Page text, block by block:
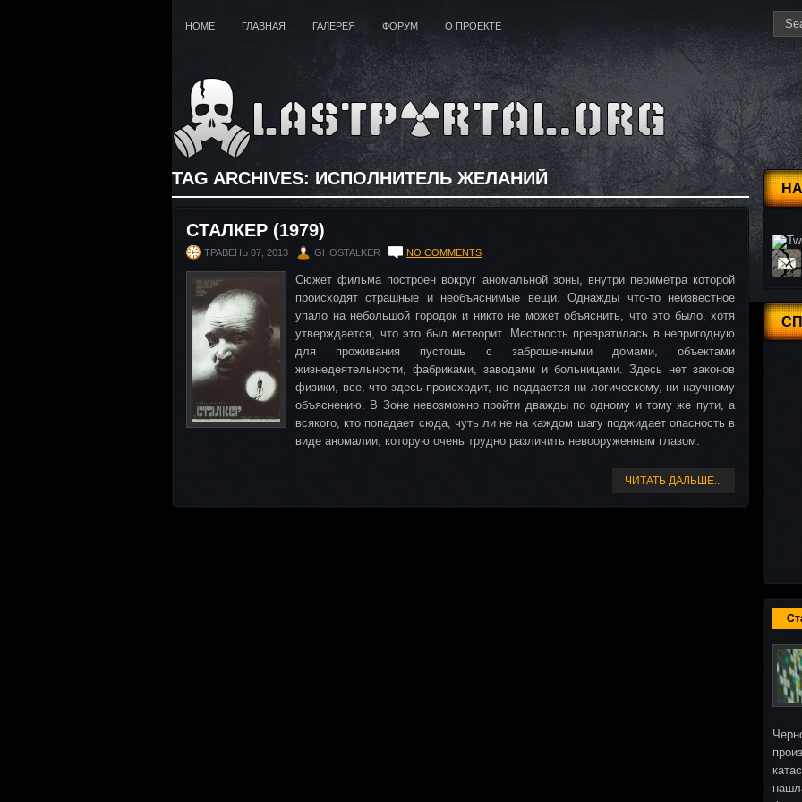
HOME ГЛАВНАЯ ГАЛЕРЕЯ ФОРУМ О ПРОЕКТЕ
TAG ARCHIVES: ИСПОЛНИТЕЛЬ ЖЕЛАНИЙ
СТАЛКЕР (1979)
ТРАВЕНЬ 07, 2013 GHOSTALKER NO COMMENTS
Сюжет фильма построен вокруг аномальной зоны, внутри периметра которой
происходят страшные и необъяснимые вещи. Однажды что-то неизвестное
упало на небольшой городок и никто не может объяснить, что это было, хотя
утверждается, что это был метеорит. Местность превратилась в непригодную
для проживания пустошь с заброшенными домами, объектами
жизнедеятельности, фабриками, заводами и больницами. Здесь нет законов
физики, все, что здесь происходит, не поддается ни логическому, ни научному
объяснению. В Зоне невозможно пройти дважды по одному и тому же пути, а
всякого, кто попадает сюда, чуть ли не на каждом шагу поджидает опасность в
виде аномалии, которую очень трудно различить невооруженным глазом.
ЧИТАТЬ ДАЛЬШЕ...